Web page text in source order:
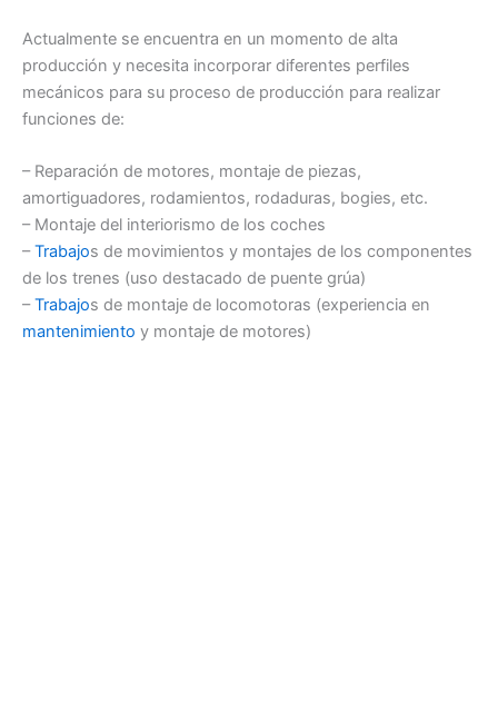
Actualmente se encuentra en un momento de alta
producción y necesita incorporar diferentes perfiles
mecánicos para su proceso de producción para realizar
funciones de:
– Reparación de motores, montaje de piezas,
amortiguadores, rodamientos, rodaduras, bogies, etc.
– Montaje del interiorismo de los coches
–Trabajos de movimientos y montajes de los componentes
de los trenes (uso destacado de puente grúa)
–Trabajos de montaje de locomotoras (experiencia en
mantenimiento y montaje de motores)